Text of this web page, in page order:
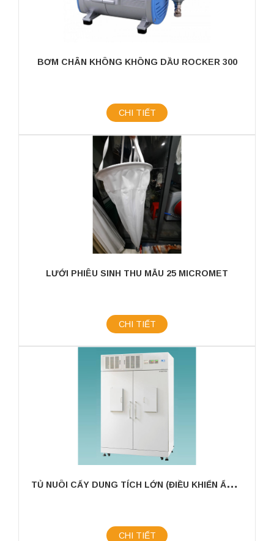
BƠM CHÂN KHÔNG KHÔNG DẦU ROCKER 300
CHI TIẾT
LƯỚI PHIÊU SINH THU MẪU 25 MICROMET
CHI TIẾT
T
Ủ NUÔI CẤY DUNG TÍCH LỚN (ĐIỀU KHIỂN ẨM) FIRSTEK SCIENTIFIC
CHI TIẾT